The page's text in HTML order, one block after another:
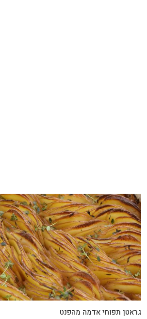
גראטן תפוחי אדמה מהפנט